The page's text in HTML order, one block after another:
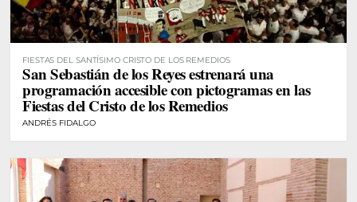
FIESTAS DEL SANTÍSIMO CRISTO DE LOS REMEDIOS
San Sebastián de los Reyes estrenará una
programación accesible con pictogramas en las
Fiestas del Cristo de los Remedios
ANDRÉS FIDALGO